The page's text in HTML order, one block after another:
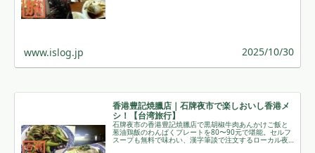
www.islog.jp 2025/10/30
香港豊記焼臘店｜石牌夜市で楽しおいし香港メ
シ！【台湾旅行】
石牌夜市の香港豊記焼臘店で黒胡椒牛肉あんかけご飯と
葱油鶏飯のわんぱくプレートを80〜90元で堪能。セルフ
スープも無料で味わい、漢字筆談で注文するローカル夜
市体験です。